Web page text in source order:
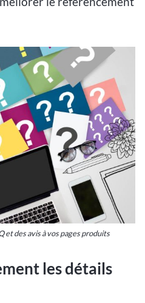
et des avis à vos pages produits
les détails